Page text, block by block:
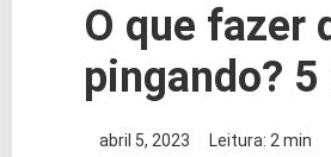
O que fazer
pingando?
abril 5, 2023 Leitura: 2 min